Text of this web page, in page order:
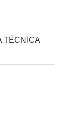
TÉCNICA